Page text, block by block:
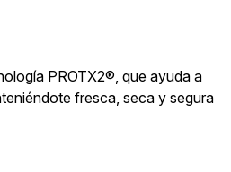
PROTX2®, que ayuda a
fresca, seca y segura